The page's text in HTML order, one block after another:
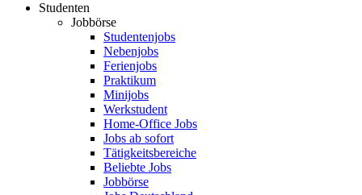
Studenten
Jobbörse
Studentenjobs
Nebenjobs
Ferienjobs
Praktikum
Minijobs
Werkstudent
Home-Office Jobs
Jobs ab sofort
Tätigkeitsbereiche
Beliebte Jobs
Jobbörse